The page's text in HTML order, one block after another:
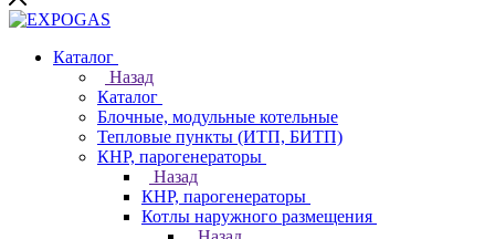
Каталог
Назад
Каталог
Блочные, модульные котельные
Тепловые пункты (ИТП, БИТП)
КНР, парогенераторы
Назад
КНР, парогенераторы
Котлы наружного размещения